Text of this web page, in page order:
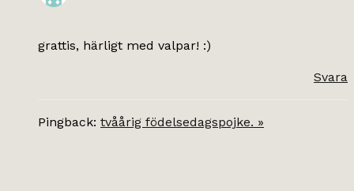
grattis, härligt med valpar! :)
Svara
Pingback: tvåårig födelsedagspojke. »